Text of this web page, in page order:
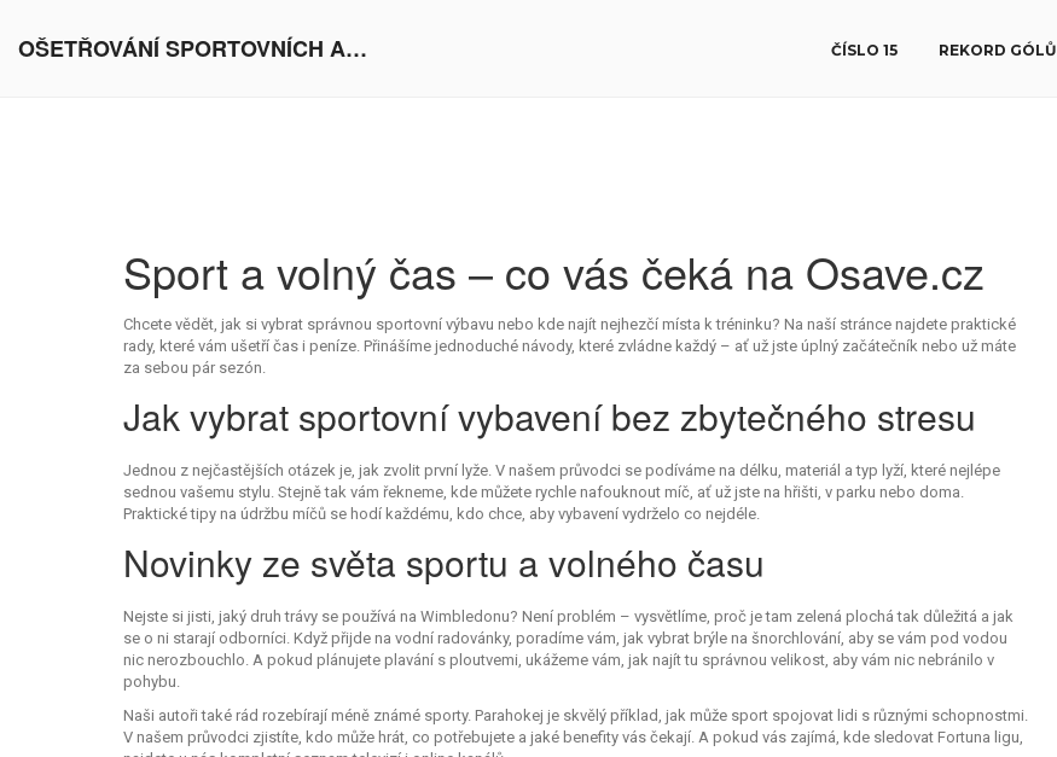
OŠETŘOVÁNÍ SPORTOVNÍCH AKTIVIT V EVROPĚ ČÍSLO 15 REKORD GÓLŮ
Sport a volný čas – co vás čeká na Osave.cz
Chcete vědět, jak si vybrat správnou sportovní výbavu nebo kde najít nejhezčí místa k tréninku? Na naší stránce najdete praktické
rady, které vám ušetří čas i peníze. Přinášíme jednoduché návody, které zvládne každý – ať už jste úplný začátečník nebo už máte
za sebou pár sezón.
Jak vybrat sportovní vybavení bez zbytečného stresu
Jednou z nejčastějších otázek je, jak zvolit první lyže. V našem průvodci se podíváme na délku, materiál a typ lyží, které nejlépe
sednou vašemu stylu. Stejně tak vám řekneme, kde můžete rychle nafouknout míč, ať už jste na hřišti, v parku nebo doma.
Praktické tipy na údržbu míčů se hodí každému, kdo chce, aby vybavení vydrželo co nejdéle.
Novinky ze světa sportu a volného času
Nejste si jisti, jaký druh trávy se používá na Wimbledonu? Není problém – vysvětlíme, proč je tam zelená plochá tak důležitá a jak
se o ni starají odborníci. Když přijde na vodní radovánky, poradíme vám, jak vybrat brýle na šnorchlování, aby se vám pod vodou
nic nerozbouchlo. A pokud plánujete plavání s ploutvemi, ukážeme vám, jak najít tu správnou velikost, aby vám nic nebránilo v
pohybu.
Naši autoři také rád rozebírají méně známé sporty. Parahokej je skvělý příklad, jak může sport spojovat lidi s různými schopnostmi.
V našem průvodci zjistíte, kdo může hrát, co potřebujete a jaké benefity vás čekají. A pokud vás zajímá, kde sledovat Fortuna ligu,